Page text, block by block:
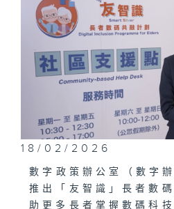
18/02/2026
數字政策辦公室（數字
推出「友智識」長者數
助更多長者掌握數碼科